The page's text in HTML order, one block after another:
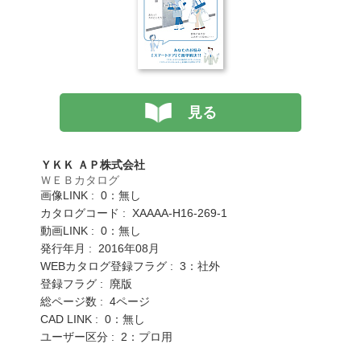
見る
ＹＫＫ ＡＰ株式会社
ＷＥＢカタログ
画像LINK : 0：無し
カタログコード : XAAAA-H16-269-1
動画LINK : 0：無し
発行年月 : 2016年08月
WEBカタログ登録フラグ : 3：社外
登録フラグ : 廃版
総ページ数 : 4ページ
CAD LINK : 0：無し
ユーザー区分 : 2：プロ用